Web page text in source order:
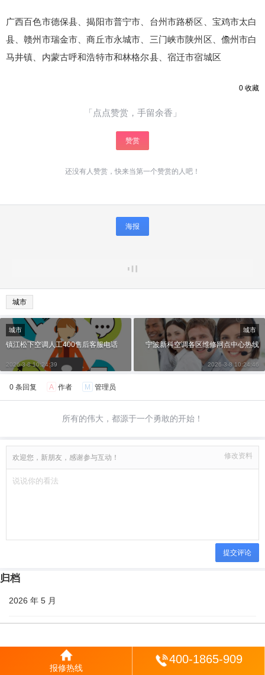
广西百色市德保县、揭阳市普宁市、台州市路桥区、宝鸡市太白
县、赣州市瑞金市、商丘市永城市、三门峡市陕州区、儋州市白
马井镇、内蒙古呼和浩特市和林格尔县、宿迁市宿城区
0 收藏
「点点赞赏，手留余香」
赞赏
还没有人赞赏，快来当第一个赞赏的人吧！
海报
城市
城市
镇江松下空调人工400售后客服电话
2026-3-8 10:24:39
城市
宁波新科空调各区维修网点中心热线
2026-3-8 10:24:46
0 条回复 A 作者 M 管理员
所有的伟大，都源于一个勇敢的开始！
欢迎您，新朋友，感谢参与互动！ 修改资料
提交评论
归档
2026 年 5 月
2026 年 3 月
报修热线
400-1865-909